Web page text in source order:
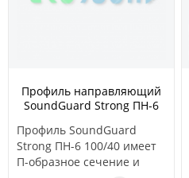
Профиль направляющий
SoundGuard Strong ПН-6
Профиль SoundGuard
Strong ПН-6 100/40 имеет
П-образное сечение и